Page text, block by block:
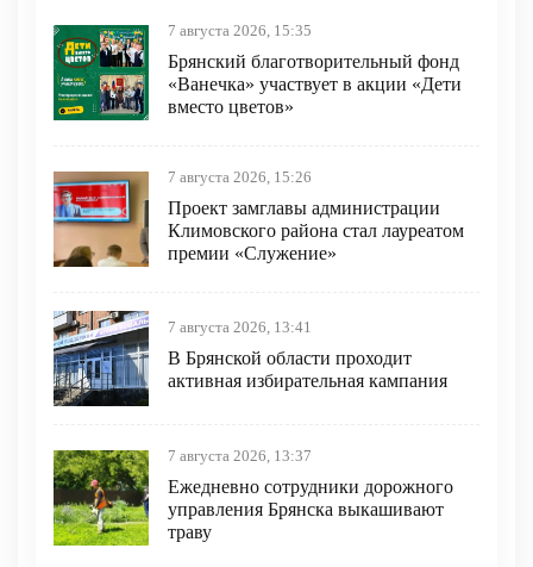
7 августа 2026, 15:35
Брянский благотворительный фонд
«Ванечка» участвует в акции «Дети
вместо цветов»
7 августа 2026, 15:26
Проект замглавы администрации
Климовского района стал лауреатом
премии «Служение»
7 августа 2026, 13:41
В Брянской области проходит
активная избирательная кампания
7 августа 2026, 13:37
Ежедневно сотрудники дорожного
управления Брянска выкашивают
траву